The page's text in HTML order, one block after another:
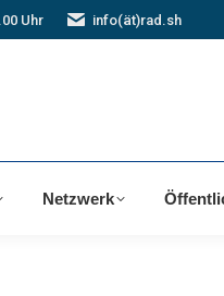
Uhr info(ät)rad.sh
Netzwerk